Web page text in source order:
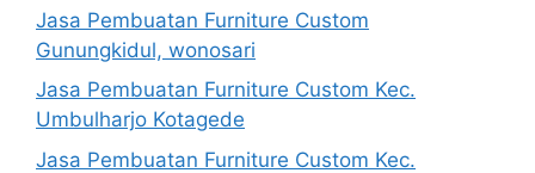
Jasa Pembuatan Furniture Custom
Gunungkidul, wonosari
Jasa Pembuatan Furniture Custom Kec.
Umbulharjo Kotagede
Jasa Pembuatan Furniture Custom Kec.